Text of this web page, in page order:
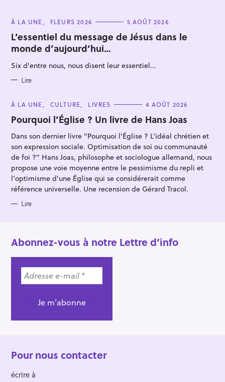
C
T
E
G
O
I
S
À LA UNE FLEURS 2026 5 AOÛT 2026
L’essentiel du message de Jésus dans le
monde d’aujourd’hui…
Six d'entre nous, nous disent leur essentiel...
Lire
C
T
E
O
I
E
S
À LA UNE CULTURE LIVRES 4 AOÛT 2026
Pourquoi l’Église ? Un livre de Hans Joas
Dans son dernier livre "Pourquoi l'Église ? L’idéal chrétien et
son expression sociale. Optimisation de soi ou communauté
de foi ?" Hans Joas, philosophe et sociologue allemand, nous
propose une voie moyenne entre le pessimisme du repli et
l’optimisme d’une Église qui se considérerait comme
référence universelle. Une recension de Gérard Tracol.
Lire
Abonnez-vous à notre Lettre d’info
Pour nous contacter
écrire à